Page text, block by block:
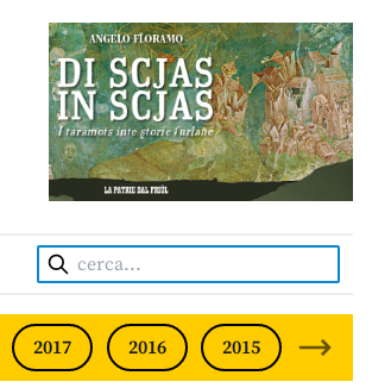
• INDEPENDENT FRIULIAN MONTHLY
Cerca:
2017 2016 2015 2014